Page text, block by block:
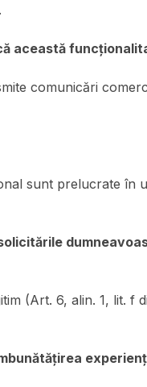
această
comunicări
sunt prelucrate în
(Art. 6, alin. 1, lit. f